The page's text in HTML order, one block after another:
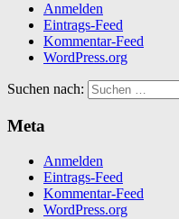
Anmelden
Eintrags-Feed
Kommentar-Feed
WordPress.org
Suchen nach:
Meta
Anmelden
Eintrags-Feed
Kommentar-Feed
WordPress.org